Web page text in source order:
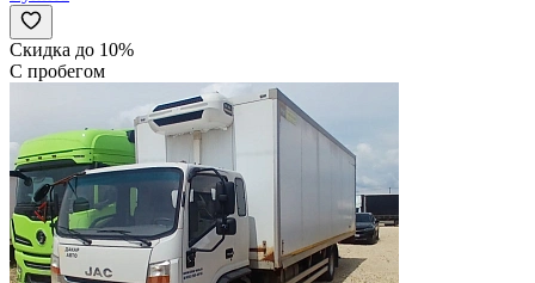
Скидка до 10%
С пробегом